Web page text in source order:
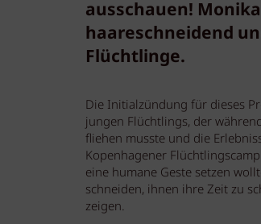
ausschauen!
haareschneidend
Flüchtlinge.
Die Initialzündung für dieses
jungen Flüchtlings, der
fliehen musste und die
Kopenhagener
eine humane Geste setzen
schneiden, ihnen ihre Zeit zu
zeigen.